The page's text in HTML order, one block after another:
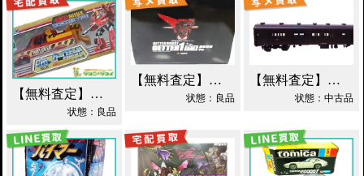
【無料査定】昭和レトロ玩具歓迎 ｜ カーロボット 4WD・レッカー車 ダイアクロン買取！
状態：良品
【無料査定】昭和レトロ玩具歓迎 ｜ EX合金 ゲッターロボ ゲッター1 買取！
状態：良品
【無料査定】昭和レトロ玩具歓迎 ｜ モデルワム マニ60 1/87 買取！
状態：中古品